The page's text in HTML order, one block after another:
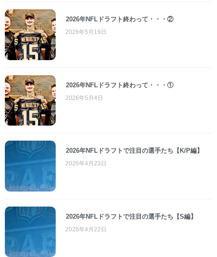
2026年NFLドラフト終わって・・・②
2026年5月19日
2026年NFLドラフト終わって・・・①
2026年5月4日
2026年NFLドラフトで注目の選手たち【K/P編】
2026年4月23日
2026年NFLドラフトで注目の選手たち【S編】
2026年4月22日